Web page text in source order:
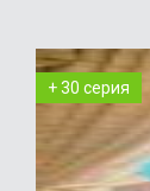
+ 30 серия